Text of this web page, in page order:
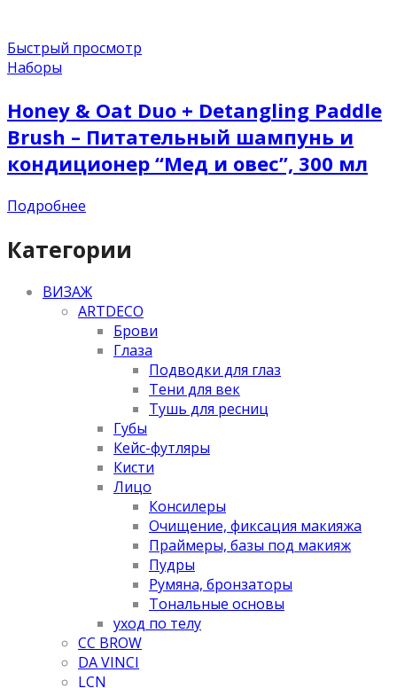
Быстрый просмотр
Наборы
Honey & Oat Duo + Detangling Paddle
Brush – Питательный шампунь и
кондиционер “Мед и овес”, 300 мл
Подробнее
Категории
ВИЗАЖ
ARTDECO
Брови
Глаза
Подводки для глаз
Тени для век
Тушь для ресниц
Губы
Кейс-футляры
Кисти
Лицо
Консилеры
Очищение, фиксация макияжа
Праймеры, базы под макияж
Пудры
Румяна, бронзаторы
Тональные основы
уход по телу
CC BROW
DA VINCI
LCN